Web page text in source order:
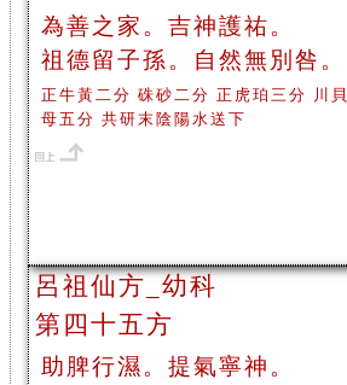
為善之家。吉神護祐。
祖德留子孫。自然無別咎。
正牛黃二分 硃砂二分 正虎珀三分 川貝
母五分 共研末陰陽水送下
呂祖仙方_幼科
第四十五方
助脾行濕。提氣寧神。